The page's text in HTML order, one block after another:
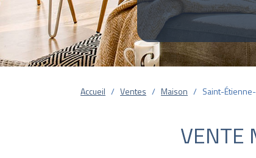
Accueil Ventes Maison Saint-
VENTE